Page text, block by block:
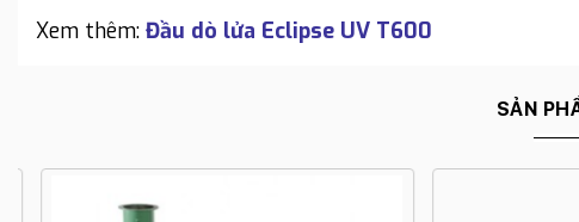
Xem thêm: Đầu dò lửa Eclipse UV T600
SẢN